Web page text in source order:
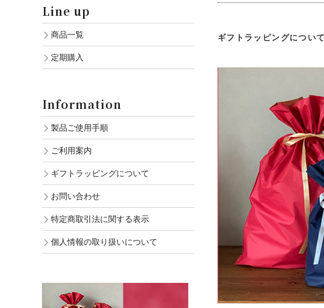
ギフトラッピングについて
Line up
商品一覧
定期購入
Information
製品ご使用手順
ご利用案内
ギフトラッピングについて
お問い合わせ
特定商取引法に関する表示
個人情報の取り扱いについて